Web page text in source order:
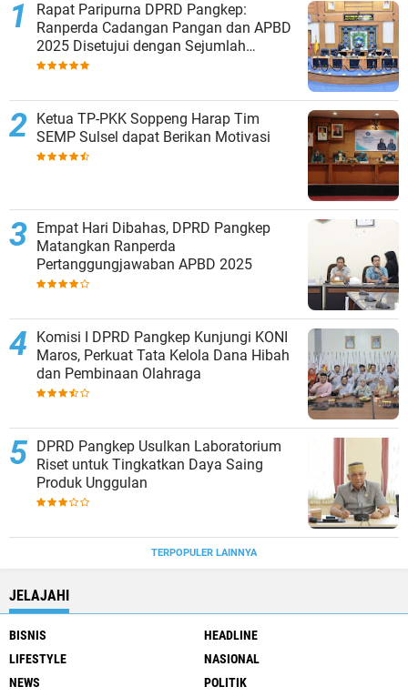
Rapat Paripurna DPRD Pangkep:
Ranperda Cadangan Pangan dan APBD
2025 Disetujui dengan Sejumlah
Catatan
Ketua TP-PKK Soppeng Harap Tim
SEMP Sulsel dapat Berikan Motivasi
Empat Hari Dibahas, DPRD Pangkep
Matangkan Ranperda
Pertanggungjawaban APBD 2025
Komisi I DPRD Pangkep Kunjungi KONI
Maros, Perkuat Tata Kelola Dana Hibah
dan Pembinaan Olahraga
DPRD Pangkep Usulkan Laboratorium
Riset untuk Tingkatkan Daya Saing
Produk Unggulan
TERPOPULER LAINNYA
JELAJAHI
BISNIS
HEADLINE
LIFESTYLE
NASIONAL
NEWS
POLITIK